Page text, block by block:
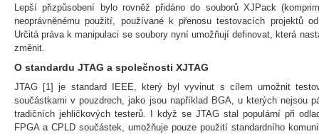
Lepší přizpůsobení bylo rovněž přidáno do souborů XJPack
neoprávněnému použití, používané k přenosu testovacích projektů
Určitá práva k manipulaci se soubory nyní umožňují definovat, která
změnit.
O standardu JTAG a společnosti XJTAG
JTAG [1] je standard IEEE, který byl vyvinut s cílem umožnit
součástkami v pouzdrech, jako jsou například BGA, u kterých nejsou
tradičních jehličkových testerů. I když se JTAG stal populární při
FPGA a CPLD součástek, umožňuje pouze použití standardního